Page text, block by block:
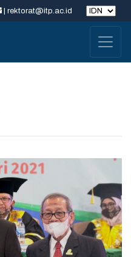
| rektorat@itp.ac.id